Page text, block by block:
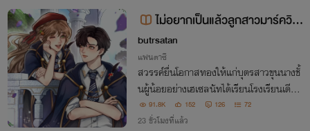
ไม่อยากเป็นแล้วลูกสาวมาร์ควิส
ขอเป็นดัชเชสเลยแล้วกัน! My time a
t Galadriel
butrsatan
แฟนตาซี
สวรรค์ยื่นโอกาสทองให้แก่บุตรสาวขุนนางชั้
นผู้น้อยอย่างเฮเซลนัทได้เรียนโรงเรียนเดียว
กับคนที่แอบชอบอย่างคุณชายฟอลคอนผู้เลื่
องลือด้านความงาม โอกาสที่สวรรค์มอบให้เ
91.8K 152 126 72
23 ชั่วโมงที่แล้ว